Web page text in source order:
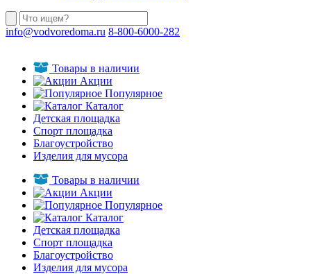
info@vodvoredoma.ru 8-800-6000-282
Товары в наличии
Акции
Популярное
Каталог
Детская площадка
Спорт площадка
Благоустройство
Изделия для мусора
Товары в наличии
Акции
Популярное
Каталог
Детская площадка
Спорт площадка
Благоустройство
Изделия для мусора